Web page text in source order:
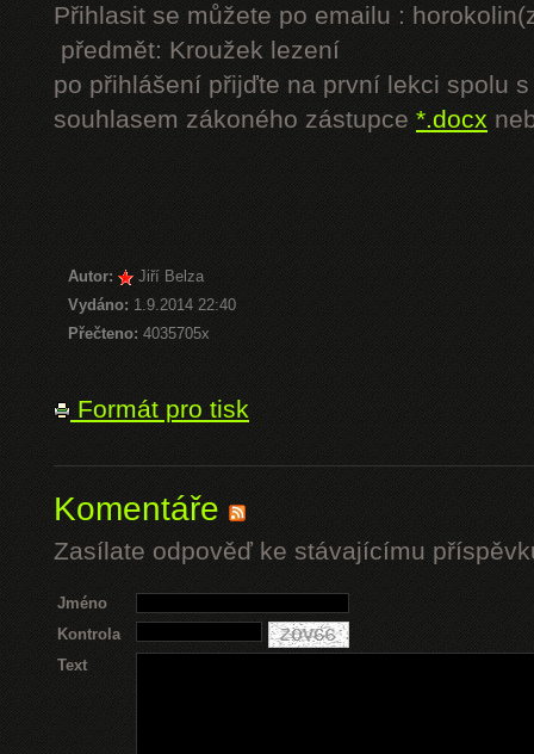
Přihlasit se můžete po emailu :
předmět: Kroužek lezení
po přihlášení přijďte na první lekci spolu
souhlasem zákoného zástupce *.docx
Autor:
Jiří Belza
Vydáno: 1.9.2014 22:40
Přečteno: 4035705x
Formát pro tisk
Komentáře
Zasílate odpověď ke stávajícímu
Jméno
Kontrola
Text